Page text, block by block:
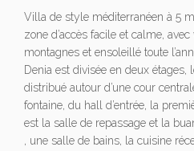
Villa de style méditerranéen à 5
zone d’accès facile et calme,
montagnes et ensoleillé toute
Denia est divisée en deux
distribué autour d’une cour
fontaine, du hall d’entrée, la
est la salle de repassage et la
, une salle de bains, la cuisine